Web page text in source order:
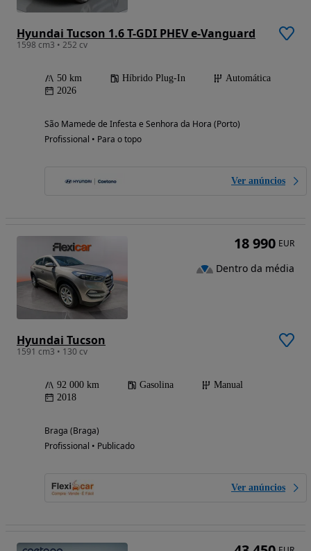
Hyundai Tucson 1.6 T-GDI PHEV e-Vanguard
1598 cm3 • 252 cv
50 km Híbrido Plug-In
Automática
2026
São Mamede de Infesta e Senhora da Hora (Porto)
Profissional • Para o topo
Ver anúncios
Hyundai Tucson
1591 cm3 • 130 cv
92 000 km Gasolina
Manual
2018
Braga (Braga)
Profissional • Publicado
Ver anúncios
18 990 EUR
Dentro da média